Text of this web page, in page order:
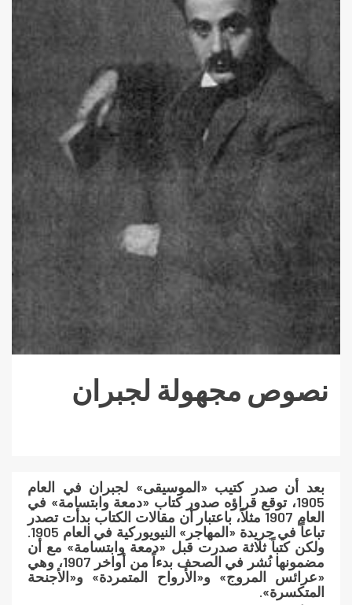
نصوص مجهولة لجبران
بعد أن صدر كتيب «الموسيقى» لجبران في العام
1905، توقع قراؤه صدور كتاب «دمعة وابتسامة» في
العام 1907 مثلاً، باعتبار أن مقالات الكتاب بدأت تصدر
تباعاً في جريدة «المهاجر» النيويوركية في العام 1905.
ولكن كتباً ثلاثة صدرت قبل «دمعة وابتسامة» مع أن
مضمونها نُشر في الصحف بدءاً من أواخر 1907، وهي
«عرائس المروج» و«الأرواح المتمردة» و«الأجنحة
المتكسرة».